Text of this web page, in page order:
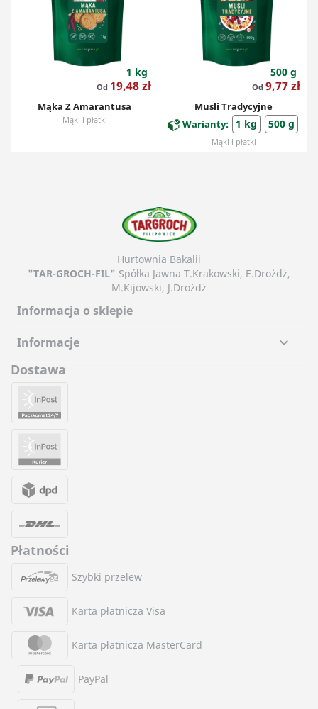
1 kg
Od Cena
19,48 zł
Mąka Z Amarantusa
Mąki i płatki
500 g
Od Cena
9,77 zł
Musli Tradycyjne
Warianty: 1 kg 500 g
Mąki i płatki
Hurtownia Bakalii
"TAR-GROCH-FIL" Spółka Jawna T.Krakowski, E.Drożdż,
M.Kijowski, J.Drożdż
Informacja o sklepie
Informacje

Dostawa
Płatności
Szybki przelew
Karta płatnicza Visa
Karta płatnicza MasterCard
PayPal